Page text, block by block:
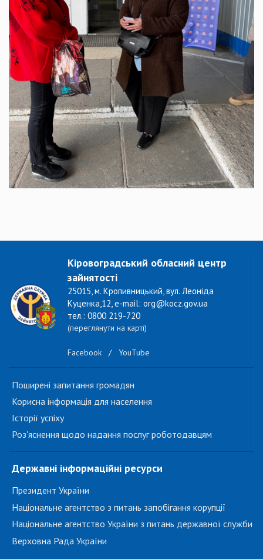
Кіровоградський обласний центр
зайнятості
25015, м. Кропивницький, вул. Леоніда
Куценка,12, e-mail: org@kocz.gov.ua
тел.: 0800 219-720
(переглянути на карті)
Facebook / YouTube
Поширені запитання громадян
Корисна інформація для населення
Історії успіху
Роз'яснення щодо надання послуг роботодавцям
Державні інформаційні ресурси
Президент України
Національне агентство з питань запобігання корупції
Національне агентство України з питань державної служби
Верховна Рада України